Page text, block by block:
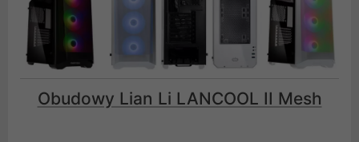
Obudowy Lian Li LANCOOL II Mesh